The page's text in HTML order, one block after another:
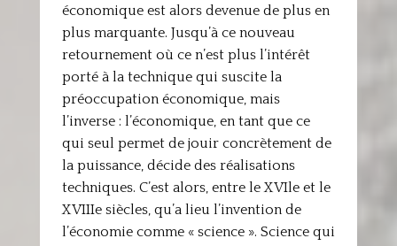
économique est alors devenue de plus en
plus marquante. Jusqu’à ce nouveau
retournement où ce n’est plus l’intérêt
porté à la technique qui suscite la
préoccupation économique, mais
l’inverse : l’économique, en tant que ce
qui seul permet de jouir concrètement de
la puissance, décide des réalisations
techniques. C’est alors, entre le XVIle et le
XVIIIe siècles, qu’a lieu l’invention de
l’économie comme « science ». Science qui